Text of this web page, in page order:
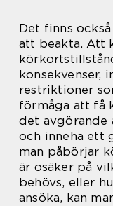
Det finns
att beakta. Att
konsekvenser,
restriktioner
förmåga att få
det avgörande
och inneha ett
man påbörjar
är osäker på
behövs, eller
ansöka, kan